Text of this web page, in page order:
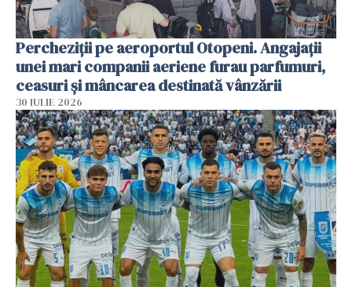
Percheziții pe aeroportul Otopeni. Angajații
unei mari companii aeriene furau parfumuri,
ceasuri și mâncarea destinată vânzării
30 IULIE 2026